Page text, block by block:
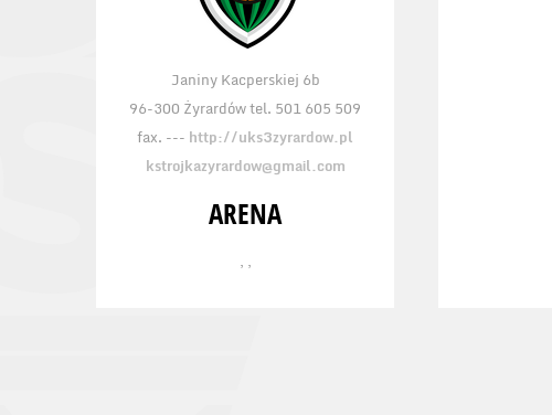
Janiny Kacperskiej 6b
96-300 Żyrardów tel. 501 605 509
fax. --- http://uks3zyrardow.pl
kstrojkazyrardow@gmail.com
ARENA
, ,